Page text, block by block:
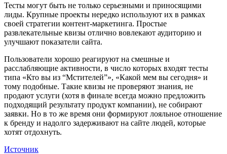
Тесты могут быть не только серьезными и приносящими
лиды. Крупные проекты нередко используют их в рамках
своей стратегии контент-маркетинга. Простые
развлекательные квизы отлично вовлекают аудиторию и
улучшают показатели сайта.
Пользователи хорошо реагируют на смешные и
расслабляющие активности, в число которых входят тесты
типа «Кто вы из “Мстителей”», «Какой мем вы сегодня» и
тому подобные. Такие квизы не проверяют знания, не
продают услуги (хотя в финале всегда можно предложить
подходящий результату продукт компании), не собирают
заявки. Но в то же время они формируют лояльное отношение
к бренду и надолго задерживают на сайте людей, которые
хотят отдохнуть.
Источник